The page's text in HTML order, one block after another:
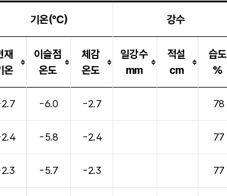
기온(℃) 강수
재
온
이슬점
온도
체감
온도
일강수
mm
적설
cm
습도
%
-6.0 -2.7 78
-5.8 -2.4 77
-5.7 -2.3 77